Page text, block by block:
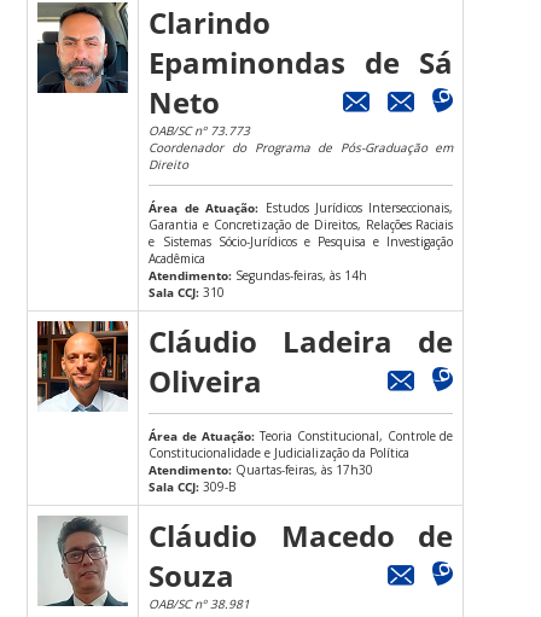
Clarindo
Epaminondas de Sá
Neto
OAB/SC nº 73.773
Coordenador do Programa de Pós-Graduação em
Direito
Área de Atuação: Estudos Jurídicos Interseccionais,
Garantia e Concretização de Direitos, Relações Raciais
e Sistemas Sócio-Jurídicos e Pesquisa e Investigação
Acadêmica
Atendimento: Segundas-feiras, às 14h
Sala CCJ: 310
Cláudio Ladeira de
Oliveira
Área de Atuação: Teoria Constitucional, Controle de
Constitucionalidade e Judicialização da Política
Atendimento: Quartas-feiras, às 17h30
Sala CCJ: 309-B
Cláudio Macedo de
Souza
OAB/SC nº 38.981